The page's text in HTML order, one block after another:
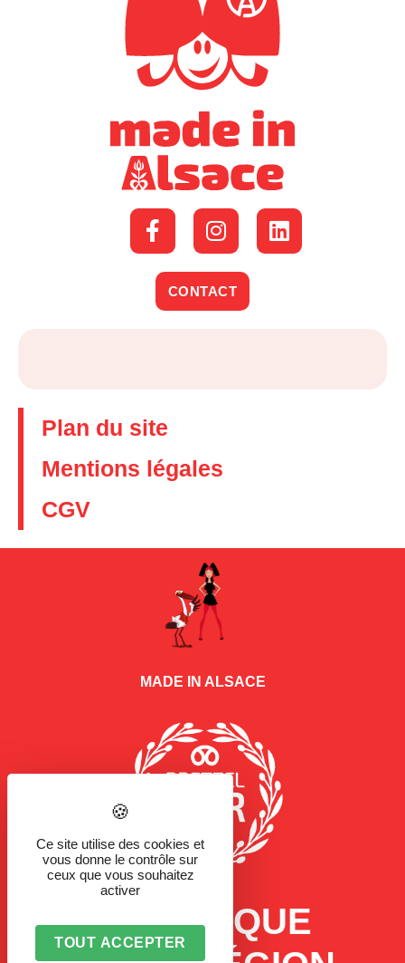
CONTACT
Plan du site
Mentions légales
CGV
MADE IN ALSACE
LA MARQUE
Ce site utilise des cookies et
vous donne le contrôle sur
ceux que vous souhaitez
activer
TOUT ACCEPTER